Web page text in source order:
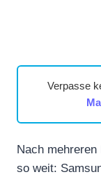
Verpasse
Nach
so weit: